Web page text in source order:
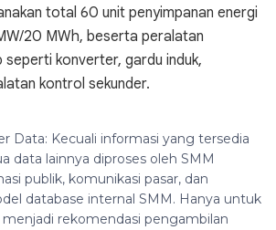
total 60 unit penyimpanan energi
20 MWh, beserta peralatan
seperti konverter, gardu induk,
kontrol sekunder.
Data: Kecuali informasi yang tersedia
data lainnya diproses oleh SMM
publik, komunikasi pasar, dan
database internal SMM. Hanya untuk
rekomendasi pengambilan